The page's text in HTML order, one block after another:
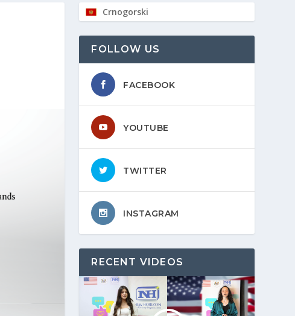
Crnogorski
FOLLOW US
FACEBOOK
YOUTUBE
TWITTER
INSTAGRAM
RECENT VIDEOS